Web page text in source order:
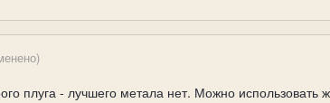
плуга - лучшего метала нет. Можно использовать